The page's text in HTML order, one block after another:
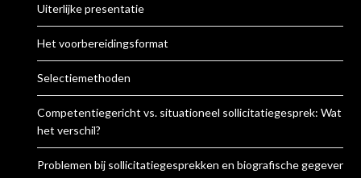
Uiterlijke presentatie
Het voorbereidingsformat
Selectiemethoden
Competentiegericht vs. situationeel sollicitatiegesprek: Wat is
het verschil?
Problemen bij sollicitatiegesprekken en biografische gegevens